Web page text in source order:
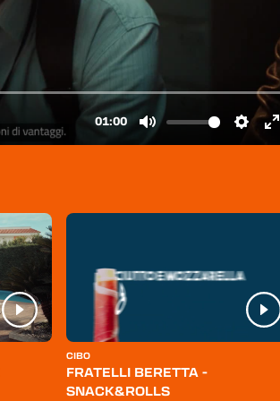
CIBO
FRATELLI BERETTA -
SNACK&ROLLS